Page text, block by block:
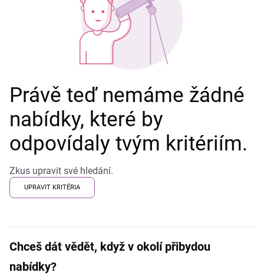
Právě teď nemáme žádné
nabídky, které by
odpovídaly tvým kritériím.
Zkus upravit své hledání.
UPRAVIT KRITÉRIA
Chceš dát vědět, když v okolí přibydou
nabídky?